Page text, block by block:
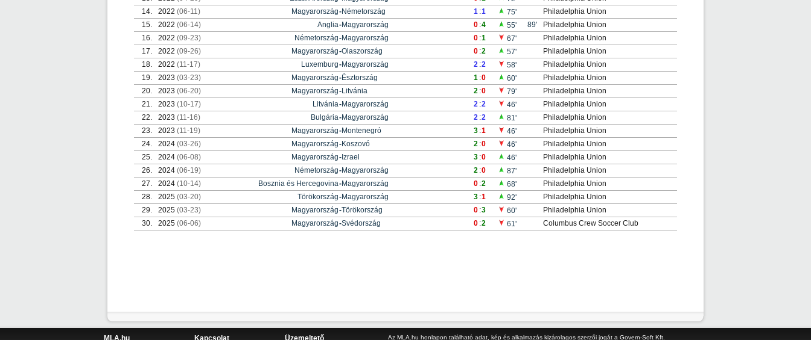
14.
2022 (06-11) Magyarország-Németország 1 :1 75'
Philadelphia Union
15.
2022 (06-14) Anglia-Magyarország 0 :4 55' 89'
Philadelphia Union
16.
2022 (09-23) Németország-Magyarország 0 :1 67'
Philadelphia Union
17.
2022 (09-26) Magyarország-Olaszország 0 :2 57'
Philadelphia Union
18.
2022 (11-17) Luxemburg-Magyarország 2 :2 58'
Philadelphia Union
19.
2023 (03-23) Magyarország-Észtország 1 :0 60'
Philadelphia Union
20.
2023 (06-20) Magyarország-Litvánia 2 :0 79'
Philadelphia Union
21.
2023 (10-17) Litvánia-Magyarország 2 :2 46'
Philadelphia Union
22.
2023 (11-16) Bulgária-Magyarország 2 :2 81'
Philadelphia Union
23.
2023 (11-19) Magyarország-Montenegró 3 :1 46'
Philadelphia Union
24.
2024 (03-26) Magyarország-Koszovó 2 :0 46'
Philadelphia Union
25.
2024 (06-08) Magyarország- Izrael 3 :0 46'
Philadelphia Union
26.
2024 (06-19) Németország-Magyarország 2 :0 87'
Philadelphia Union
27.
2024 (10-14) Bosznia és Hercegovina-Magyarország 0 :2 68'
Philadelphia Union
28.
2025 (03-20) Törökország-Magyarország 3 :1 92'
Philadelphia Union
29.
2025 (03-23) Magyarország-Törökország 0 :3 60'
Philadelphia Union
30.
2025 (06-06) Magyarország-Svédország 0 :2 61' Columbus Crew Soccer Club
MLA.hu Kapcsolat Üzemeltető Az MLA.hu honlapon található adat, kép és alkalmazás kizárolagos szerzői jogát a Govern-Soft Kft.